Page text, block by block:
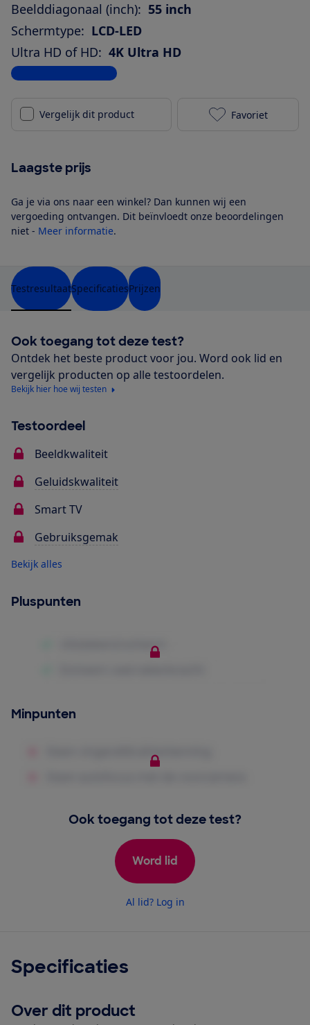
Beelddiagonaal (inch): 55 inch
Schermtype: LCD-LED
Ultra HD of HD: 4K Ultra HD
Bekijk alle specificaties
Vergelijk dit product Samsung
Favoriet
Laagste prijs
Ga je via ons naar een winkel? Dan kunnen wij een
vergoeding ontvangen. Dit beïnvloedt onze beoordelingen
niet - Meer informatie.
TestresultaatSpecificatiesPrijzen
Ook toegang tot deze test?
Ontdek het beste product voor jou. Word ook lid en
vergelijk producten op alle testoordelen.
Bekijk hier hoe wij testen
Testoordeel
Beeldkwaliteit
Geluidskwaliteit
Smart TV
Gebruiksgemak
Bekijk alles
Pluspunten
Minpunten
Ook toegang tot deze test?
Word lid
Al lid? Log in
Specificaties
Over dit product